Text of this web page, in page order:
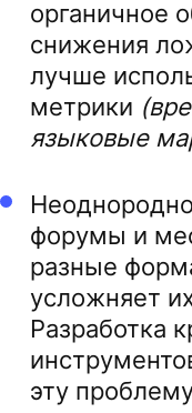
органичное
снижения
лучше
метрики
языковые
форумы и
разные
усложняет
Разработка
эту